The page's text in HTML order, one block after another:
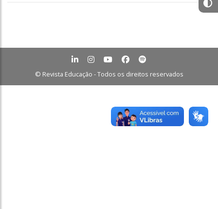
© Revista Educação - Todos os direitos reservados